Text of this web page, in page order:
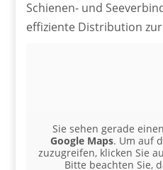
Schienen- und
effiziente Distribution
Sie sehen gerade
Google Maps. Um auf
zuzugreifen, klicken Sie
Bitte beachten Sie,